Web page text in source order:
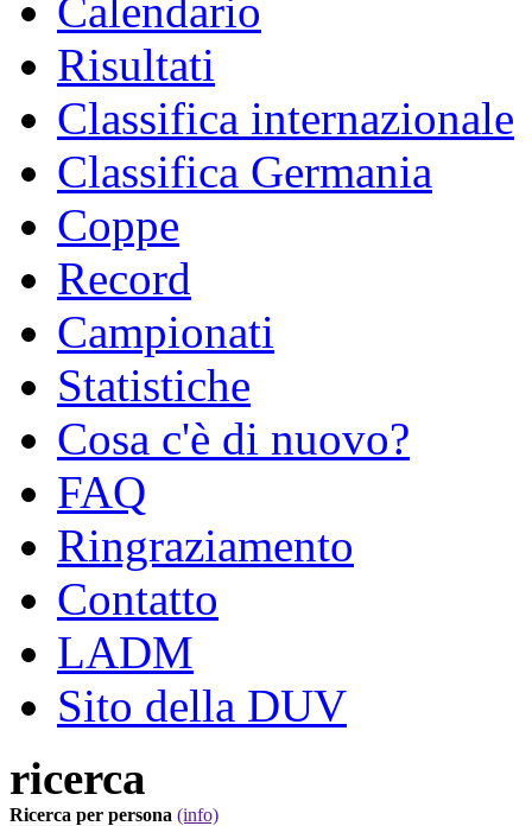
Calendario
Risultati
Classifica internazionale
Classifica Germania
Coppe
Record
Campionati
Statistiche
Cosa c'è di nuovo?
FAQ
Ringraziamento
Contatto
LADM
Sito della DUV
ricerca
Ricerca per persona (info)